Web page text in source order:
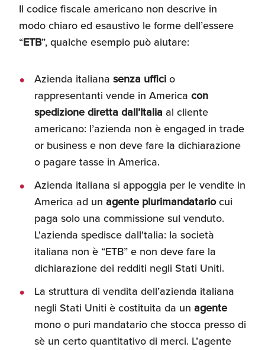
Il codice fiscale americano non descrive in
modo chiaro ed esaustivo le forme dell’essere
“ETB”, qualche esempio può aiutare:
Azienda italiana senza ufficio
rappresentanti vende in America con
spedizione diretta dall’Italia al cliente
americano: l’azienda non è engaged in trade
or business e non deve fare la dichiarazione
o pagare tasse in America.
Azienda italiana si appoggia per le vendite in
America ad un agente plurimandatariocui
paga solo una commissione sul venduto.
L'azienda spedisce dall'talia: la società
italiana non è “ETB” e non deve fare la
dichiarazione dei redditi negli Stati Uniti.
La struttura di vendita dell’azienda italiana
negli Stati Uniti è costituita da un agente
mono o puri mandatario che stocca presso di
sè un certo quantitativo di merci. L’agente